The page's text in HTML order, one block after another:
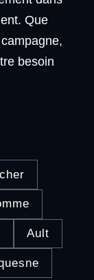
Que
besoin
Ault